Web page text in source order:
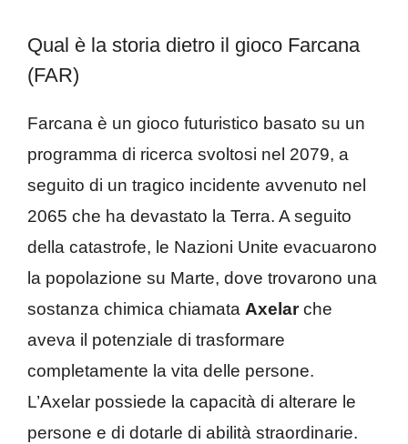
Qual è la storia dietro il gioco Farcana
(FAR)
Farcana è un gioco futuristico basato su un
programma di ricerca svoltosi nel 2079, a
seguito di un tragico incidente avvenuto nel
2065 che ha devastato la Terra. A seguito
della catastrofe, le Nazioni Unite evacuarono
la popolazione su Marte, dove trovarono una
sostanza chimica chiamata Axelarche
aveva il potenziale di trasformare
completamente la vita delle persone.
L’Axelar possiede la capacità di alterare le
persone e di dotarle di abilità straordinarie.